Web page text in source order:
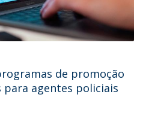
de promoção
para agentes policiais